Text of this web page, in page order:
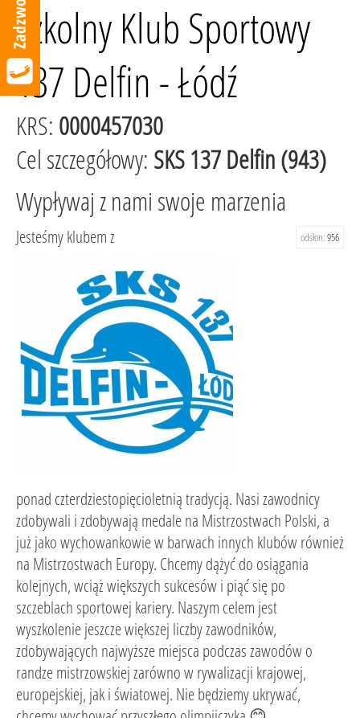
Szkolny Klub Sportowy
137 Delfin - Łódź
KRS: 0000457030
Cel szczegółowy: SKS 137 Delfin (943)
Wypływaj z nami swoje marzenia
odsłon:956
Jesteśmy klubem z
ponad czterdziestopięcioletnią tradycją. Nasi zawodnicy
zdobywali i zdobywają medale na Mistrzostwach Polski, a
już jako wychowankowie w barwach innych klubów również
na Mistrzostwach Europy. Chcemy dążyć do osiągania
kolejnych, wciąż większych sukcesów i piąć się po
szczeblach sportowej kariery. Naszym celem jest
wyszkolenie jeszcze większej liczby zawodników,
zdobywających najwyższe miejsca podczas zawodów o
randze mistrzowskiej zarówno w rywalizacji krajowej,
europejskiej, jak i światowej. Nie będziemy ukrywać,